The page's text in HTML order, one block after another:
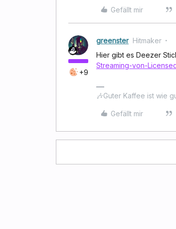
Gefällt mir
+9
greenster Hitmaker
Hier gibt es Deezer
Streaming-von-
🎶Guter Kaffee ist wie
Gefällt mir